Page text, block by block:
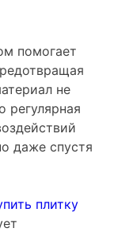
помогает
не
регулярная
даже спустя
плитку